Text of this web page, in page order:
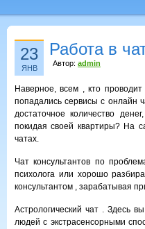
23
ЯНВ
Работа в
Автор: admin
Наверное, всем , кто
попадались сервисы с онлайн
достаточное количество
покидая своей квартиры? На
чатах.
Чат консультантов по
психолога или хорошо
консультантом , зарабатывая
Астрологический чат . Здесь
людей с экстрасенсорными